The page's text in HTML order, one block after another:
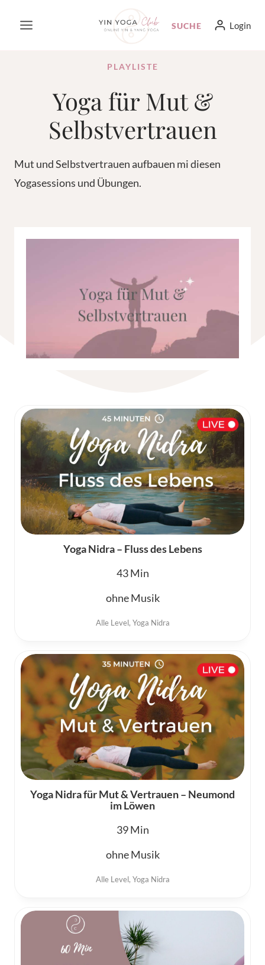
Inhalt
SUCHE Login
PLAYLISTE
Yoga für Mut &
Selbstvertrauen
Mut und Selbstvertrauen aufbauen mi diesen
Yogasessions und Übungen.
Yoga Nidra – Fluss des Lebens
43
ohne Musik
Alle Level, Yoga Nidra
Yoga Nidra für Mut & Vertrauen – Neumond
im Löwen
39
ohne Musik
Alle Level, Yoga Nidra